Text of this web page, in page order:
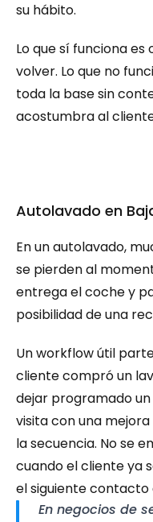
su hábito.
Lo que sí funciona
volver. Lo que no
toda la base sin
acostumbra al
Autolavado en
En un autolavado,
se pierden al
entrega el coche y
posibilidad de una
Un workflow útil
cliente compró un
dejar programado
visita con una
la secuencia. No se
cuando el cliente ya
el siguiente
En negocios de